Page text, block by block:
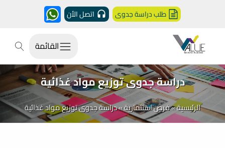
طلب دراسة جدوى اتصل الأن
القائمة
دراسة جدوى توزيع مواد غذائية​
الرئيسية»فرص استثمارية»دراسة جدوى توزيع مواد غذائية​